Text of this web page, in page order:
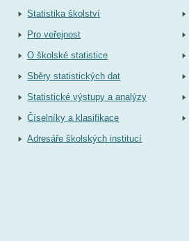
Statistika školství
Pro veřejnost
O školské statistice
Sběry statistických dat
Statistické výstupy a analýzy
Číselníky a klasifikace
Adresáře školských institucí